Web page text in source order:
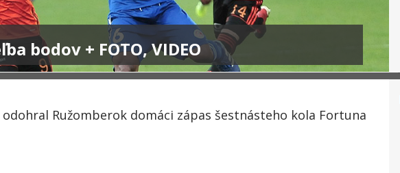
bodov + FOTO, VIDEO
Ružomberok domáci zápas šestnásteho kola Fortuna